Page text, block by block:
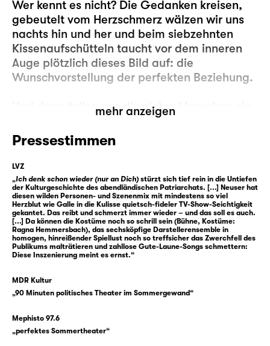
Wer kennt es nicht? Die Gedanken kreisen,
gebeutelt vom Herzschmerz wälzen wir uns
nachts hin und her und beim siebzehnten
Kissenaufschütteln taucht vor dem inneren
Auge plötzlich dieses Bild auf: die
Wunschvorstellung der perfekten Beziehung.
Und dann fallen uns die vielen Menschen ein,
die diese Beziehungen vor uns geführt haben
oder es bis heute tun: John Lennon und Yoko
Ono zum Beispiel oder Elizabeth Bennet und
Mr. Darcy oder Angela Merkel und Joachim
Sauer oder Caesar und Kleopatra oder —
ach, ist ja auch egal. Es sind doch eh immer
nur die anderen, die die perfekten
Beziehungen führen, und nie wir selbst. Und
na klar, wir wissen doch, dass das nur Bilder
sind, unerreichbare Ideale, die uns nur im
nicht los. Vielleicht ist es ja doch möglich,
vielleicht müssen wir es nur genug wollen,
Hoffnung nicht aufgeben. Aber wie soll das
gehen? Und worauf hoffen wir eigentlich?
mehr anzeigen
Pressestimmen
LVZ
„Ich denk schon wieder (nur an Dich) stürzt sich tief rein in die Untiefen
der Kulturgeschichte des abendländischen Patriarchats. [...] Neuser hat
diesen wilden Personen- und Szenenmix mit mindestens so viel
Herzblut wie Galle in die Kulisse quietsch-fideler TV-Show-Seichtigkeit
gekantet. Das reibt und schmerzt immer wieder – und das soll es auch.
[...] Da können die Kostüme noch so schrill sein (Bühne, Kostüme:
Ragna Hemmersbach), das sechsköpfige Darstellerensemble in
homogen, hinreißender Spiellust noch so treffsicher das Zwerchfell des
Publikums malträtieren und zahllose Gute-Laune-Songs schmettern:
Diese Inszenierung meint es ernst.“
MDR Kultur
„90 Minuten politisches Theater im Sommergewand“
Mephisto 97.6
„perfektes Sommertheater“